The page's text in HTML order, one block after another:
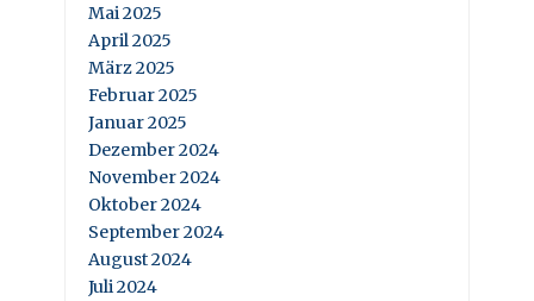
Mai 2025
April 2025
März 2025
Februar 2025
Januar 2025
Dezember 2024
November 2024
Oktober 2024
September 2024
August 2024
Juli 2024